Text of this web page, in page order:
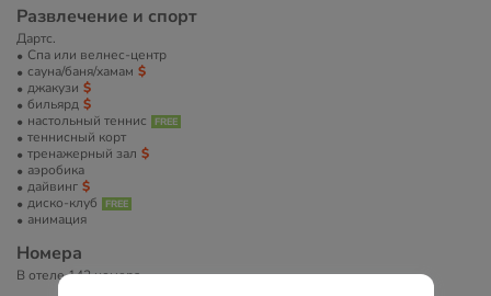
Развлечение и спорт
Дартс.
Спа или велнес-центр
сауна/баня/хамам
джакузи
бильярд
настольный теннис
теннисный корт
тренажерный зал
аэробика
дайвинг
диско-клуб
анимация
Номера
В отеле 142 номера.